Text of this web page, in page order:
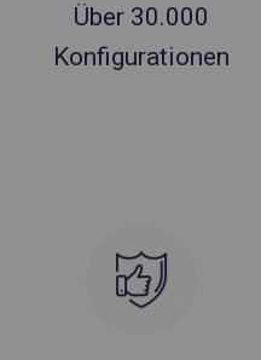
Über 30.000
Konfigurationen